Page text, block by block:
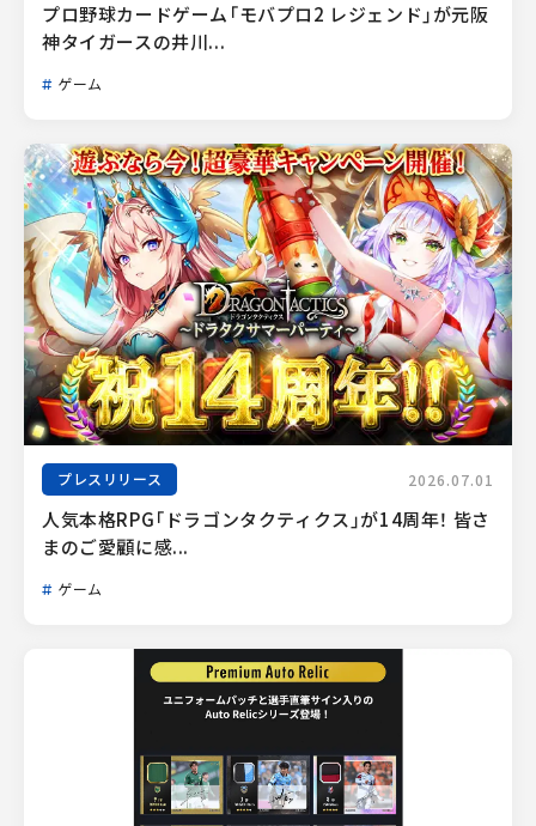
プロ野球カードゲーム「モバプロ2 レジェンド」が元阪
神タイガースの井川...
ゲーム
プレスリリース 2026.07.01
人気本格RPG「ドラゴンタクティクス」が14周年！ 皆さ
まのご愛顧に感...
ゲーム